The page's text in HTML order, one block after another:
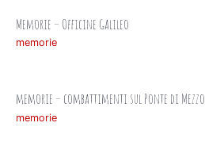
Memorie – Officine Galileo
memorie
memorie – combattimenti sul Ponte di Mezzo
memorie